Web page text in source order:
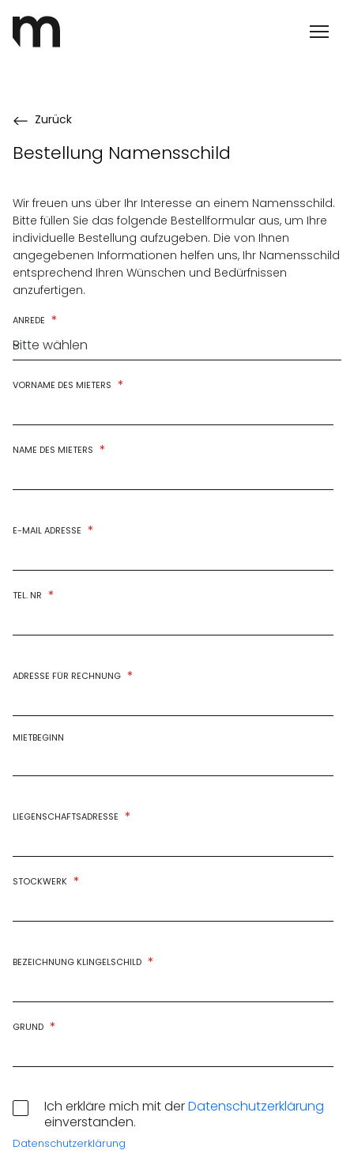
Zurück
Bestellung Namensschild
Wir freuen uns über Ihr Interesse an einem Namensschild.
Bitte füllen Sie das folgende Bestellformular aus, um Ihre
individuelle Bestellung aufzugeben. Die von Ihnen
angegebenen Informationen helfen uns, Ihr Namensschild
entsprechend Ihren Wünschen und Bedürfnissen
anzufertigen.
ANREDE *
Bitte wählen
VORNAME DES MIETERS *
NAME DES MIETERS *
E-MAIL ADRESSE *
TEL. NR *
ADRESSE FÜR RECHNUNG *
MIETBEGINN
LIEGENSCHAFTSADRESSE *
STOCKWERK *
BEZEICHNUNG KLINGELSCHILD *
GRUND *
D
A
N
Ich erkläre mich mit derDatenschutzerklärung
einverstanden.
Datenschutzerklärung